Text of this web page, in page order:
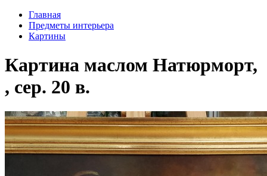
Главная
Предметы интерьера
Картины
Картина маслом Натюрморт,
, сер. 20 в.